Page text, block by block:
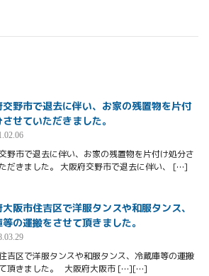
交野市で退去に伴い、お家の残置物を片付
せていただきました。
野市で退去に伴い、お家の残置物を片付け処分さ
だきました。 大阪府交野市で退去に伴い、 […]
阪市住吉区で洋服タンスや和服タンス、
の運搬をさせて頂きました。
吉区で洋服タンスや和服タンス、冷蔵庫等の運搬
頂きました。 大阪府大阪市 […][…]